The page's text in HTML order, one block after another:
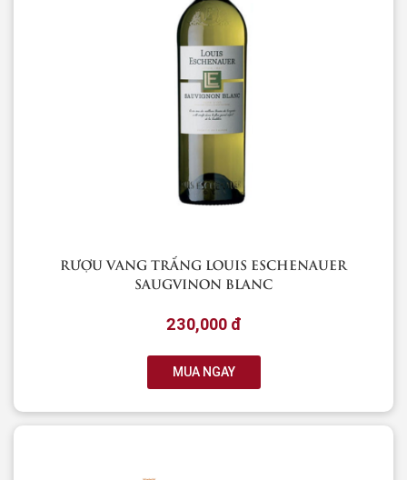
RƯỢU VANG TRẮNG LOUIS ESCHENAUER
SAUGVINON BLANC
230,000 đ
MUA NGAY